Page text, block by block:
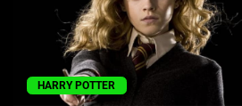
HARRY POTTER